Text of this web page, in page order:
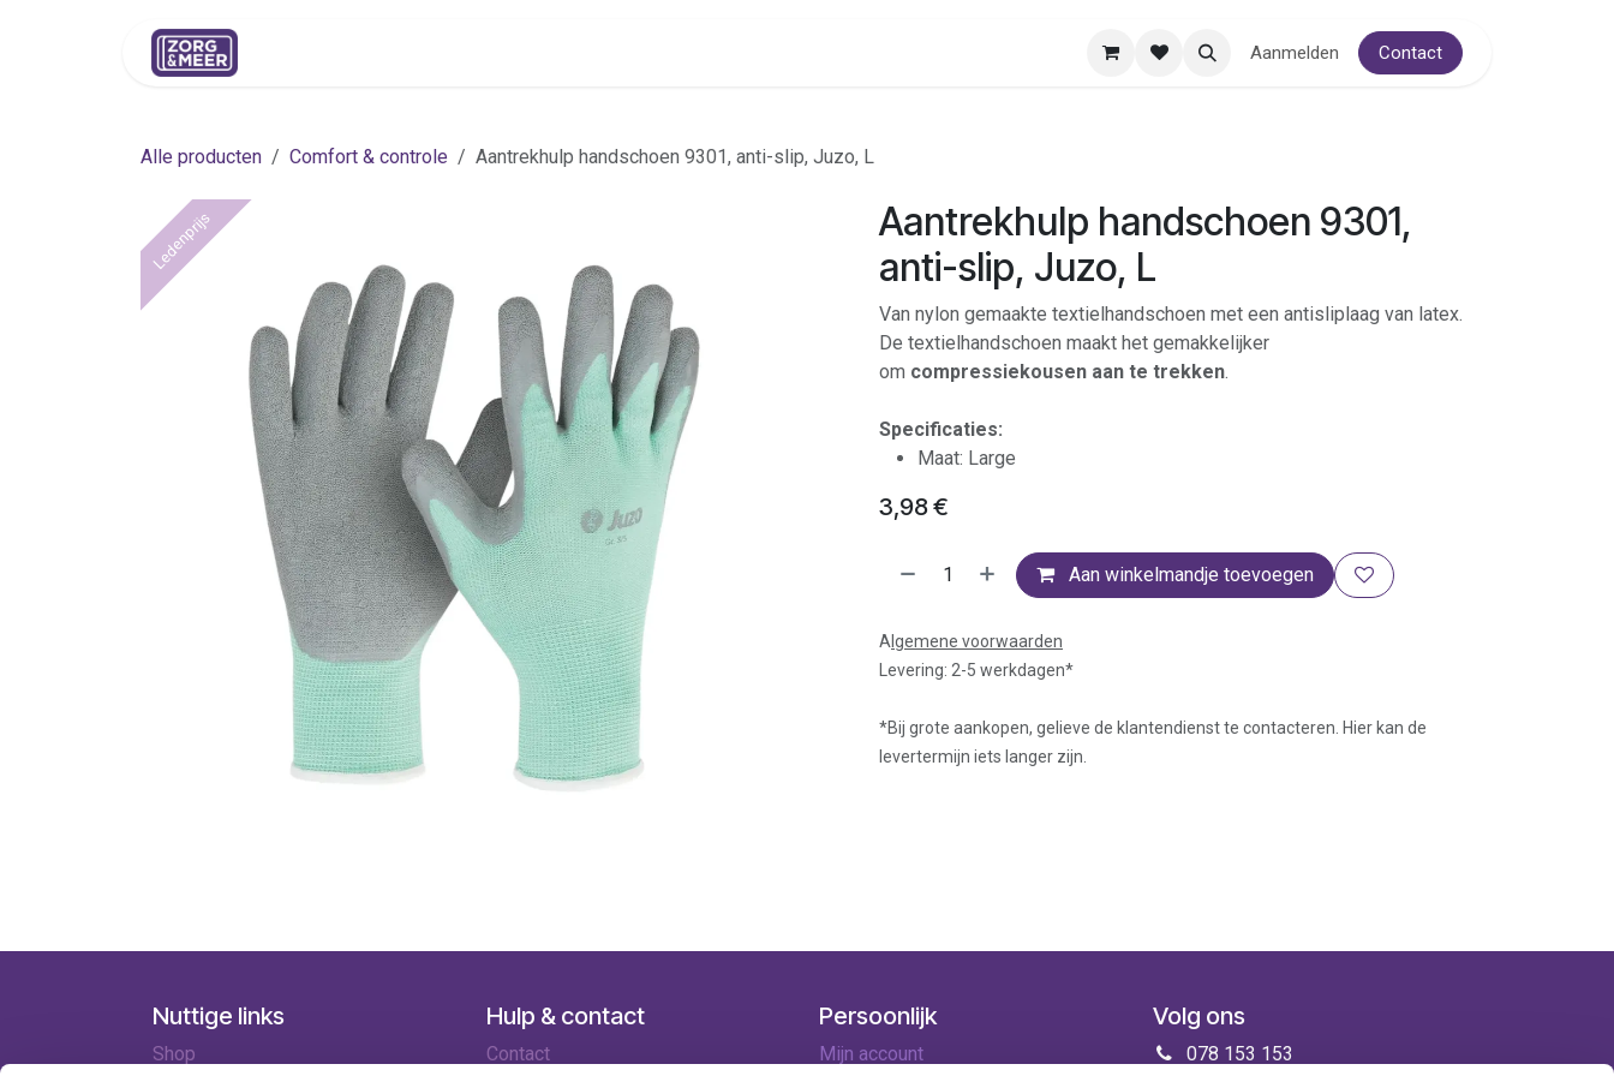
Aanmelden Contact
Alle producten Comfort & controle Aantrekhulp handschoen 9301, anti-slip, Juzo, L
Ledenprijs
Aantrekhulp handschoen 9301,
anti-slip, Juzo, L
Van nylon gemaakte textielhandschoen met een antisliplaag van latex.
De textielhandschoen maakt het gemakkelijker
om compressiekousen aan te trekken.
Specificaties:
Maat: Large
3,98€
Aan winkelmandje toevoegen
A lgemene voorwaarden
Levering: 2-5 werkdagen*
*Bij grote aankopen, gelieve de klantendienst te contacteren. Hier kan de
levertermijn iets langer zijn.
Nuttige links
Shop
Hulp & contact
Contact
Persoonlijk
Mijn account
Volg ons
078 153 153